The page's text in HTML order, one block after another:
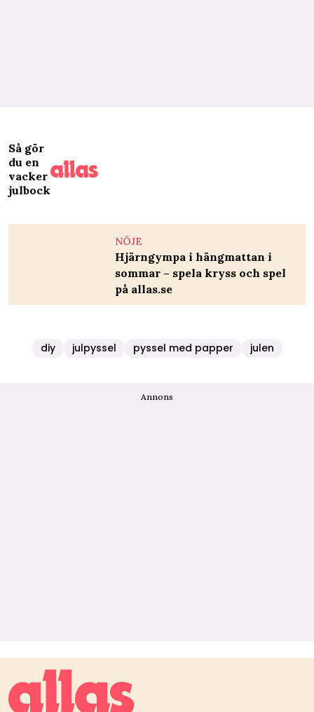
Så gör
du en
vacker
julbock
NÖJE
Hjärngympa i hängmattan i
sommar – spela kryss och spel
på allas.se
diy julpyssel pyssel med papper julen
Annons